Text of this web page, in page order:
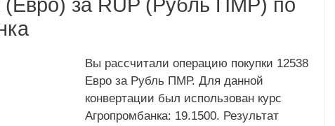
(Евро) за RUP (Рубль ПМР) по
Вы рассчитали операцию покупки 12538
Евро за Рубль ПМР. Для данной
конвертации был использован курс
Агропромбанка: 19.1500. Результат